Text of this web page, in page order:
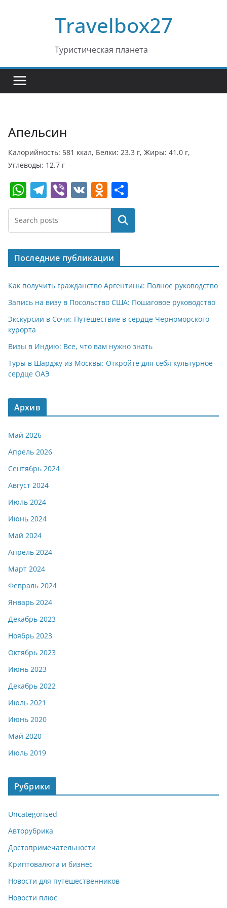
Travelbox27
Туристическая планета
Апельсин
Калорийность: 581 ккал, Белки: 23.3 г, Жиры: 41.0 г,
Углеводы: 12.7 г
W
h
at
s
A
p
p
T
el
e
gr
a
m
Vi
b
V
K
O
d
o
kl
a
ss
ni
ki
т
п
р
в
и
т
ь
Поиск
Последние публикации
Как получить гражданство Аргентины: Полное руководство
Запись на визу в Посольство США: Пошаговое руководство
Экскурсии в Сочи: Путешествие в сердце Черноморского
курорта
Визы в Индию: Все, что вам нужно знать
Туры в Шарджу из Москвы: Откройте для себя культурное
сердце ОАЭ
Архив
Май 2026
Апрель 2026
Сентябрь 2024
Август 2024
Июль 2024
Июнь 2024
Май 2024
Апрель 2024
Март 2024
Февраль 2024
Январь 2024
Декабрь 2023
Ноябрь 2023
Октябрь 2023
Июнь 2023
Декабрь 2022
Июль 2021
Июнь 2020
Май 2020
Июль 2019
Рубрики
Uncategorised
Авторубрика
Достопримечательности
Криптовалюта и бизнес
Новости для путешественников
Новости плюс